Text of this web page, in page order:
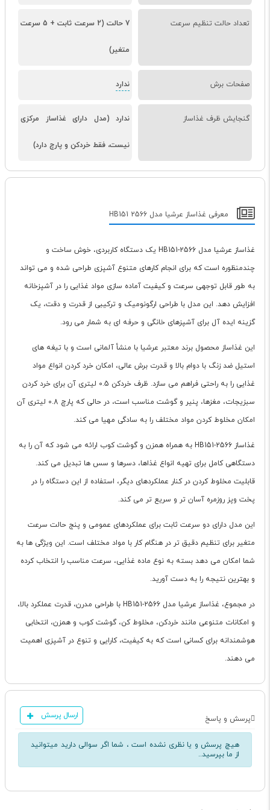
تعداد حالت تنظیم سرعت 7 حالت (2 سرعت ثابت + 5 سرعت
متغیر)
صفحات برش ندارد
گنجایش ظرف غذاساز ندارد (مدل دارای غذاساز مرکزی
نیست، فقط خردکن و پارچ دارد)
معرفی غذاساز عرشیا مدل HB151 2566
غذاساز عرشیا مدل HB151-2566 یک دستگاه کاربردی، خوش ساخت و
چندمنظوره است که برای انجام کارهای متنوع آشپزی طراحی شده و می تواند
به طور قابل توجهی سرعت و کیفیت آماده سازی مواد غذایی را در آشپزخانه
افزایش دهد. این مدل با طراحی ارگونومیک و ترکیبی از قدرت و دقت، یک
گزینه ایده آل برای آشپزهای خانگی و حرفه ای به شمار می رود.
این غذاساز محصول برند معتبر عرشیا با منشأ آلمانی است و با تیغه های
استیل ضد زنگ با دوام بالا و قدرت برش عالی، امکان خرد کردن انواع مواد
غذایی را به راحتی فراهم می سازد. ظرف خردکن 0.5 لیتری آن برای خرد کردن
سبزیجات، مغزها، پنیر و گوشت مناسب است، در حالی که پارچ 0.8 لیتری آن
امکان مخلوط کردن مواد مختلف را به سادگی مهیا می کند.
غذاساز HB151-2566 به همراه همزن و گوشت کوب ارائه می شود که آن را به
دستگاهی کامل برای تهیه انواع غذاها، دسرها و سس ها تبدیل می کند.
قابلیت مخلوط کردن در کنار عملکردهای دیگر، استفاده از این دستگاه را در
پخت وپز روزمره آسان تر و سریع تر می کند.
این مدل دارای دو سرعت ثابت برای عملکردهای عمومی و پنج حالت سرعت
متغیر برای تنظیم دقیق تر در هنگام کار با مواد مختلف است. این ویژگی ها به
شما امکان می دهد بسته به نوع ماده غذایی، سرعت مناسب را انتخاب کرده
و بهترین نتیجه را به دست آورید.
در مجموع، غذاساز عرشیا مدل HB151-2566 با طراحی مدرن، قدرت عملکرد بالا،
و امکانات متنوعی مانند خردکن، مخلوط کن، گوشت کوب و همزن، انتخابی
هوشمندانه برای کسانی است که به کیفیت، کارایی و تنوع در آشپزی اهمیت
می دهند.
پرسش و پاسخ ارسال پرسش
هیچ پرسش و یا نظری نشده است ، شما اگر سوالی دارید میتوانید
از ما بپرسید..